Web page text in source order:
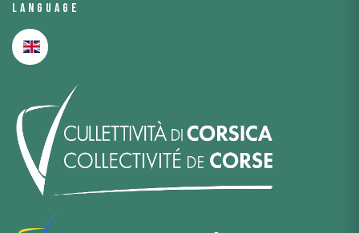
Language